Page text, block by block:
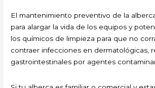
El mantenimiento preventivo de la
para alargar la vida de los equipos y
los químicos de limpieza para que no
contraer infecciones en dermatológicas,
gastrointestinales por agentes